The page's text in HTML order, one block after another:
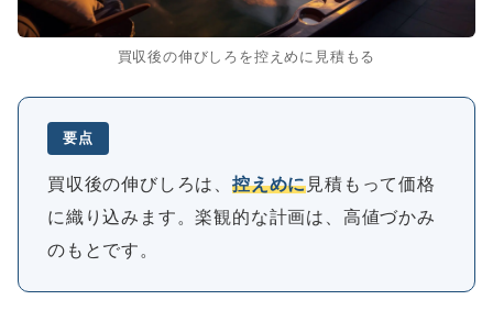
買収後の伸びしろを控えめに見積もる
要点
買収後の伸びしろは、 控えめに見積もって価格
に織り込みます。楽観的な計画は、高値づかみ
のもとです。